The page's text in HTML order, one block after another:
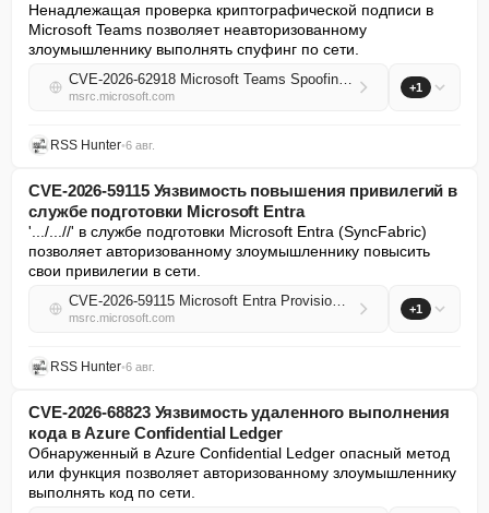
Ненадлежащая проверка криптографической подписи в
Microsoft Teams позволяет неавторизованному
злоумышленнику выполнять спуфинг по сети.
CVE-2026-62918 Microsoft Teams Spoofing Vulnerability
msrc.microsoft.com
+1
RSS Hunter•6 авг.
CVE-2026-59115 Уязвимость повышения привилегий в
службе подготовки Microsoft Entra
'.../...//' в службе подготовки Microsoft Entra (SyncFabric)
позволяет авторизованному злоумышленнику повысить
свои привилегии в сети.
CVE-2026-59115 Microsoft Entra Provisioning Service Elevation of Privilege Vulnerability
msrc.microsoft.com
+1
RSS Hunter•6 авг.
CVE-2026-68823 Уязвимость удаленного выполнения
кода в Azure Confidential Ledger
Обнаруженный в Azure Confidential Ledger опасный метод
или функция позволяет авторизованному злоумышленнику
выполнять код по сети.